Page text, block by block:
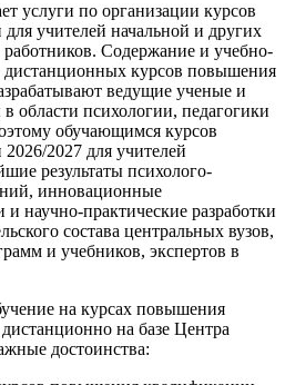
услуги по организации курсов
учителей начальной и других
работников. Содержание и учебно-
дистанционных курсов повышения
ведущие ученые и
области психологии, педагогики
обучающимся курсов
2027 для учителей
результаты психолого-
инновационные
научно-практические разработки
состава центральных вузов,
и учебников, экспертов в
на курсах повышения
на базе Центра
достоинства: